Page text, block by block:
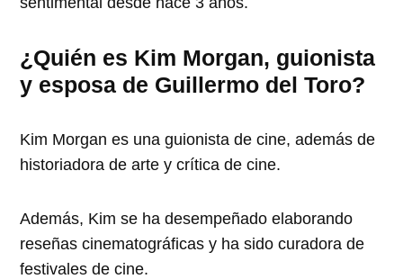
¿Quién es Kim Morgan, guionista
y esposa de Guillermo del Toro?
Kim Morgan es una guionista de cine, además de
historiadora de arte y crítica de cine.
Además, Kim se ha desempeñado elaborando
reseñas cinematográficas y ha sido curadora de
festivales de cine.